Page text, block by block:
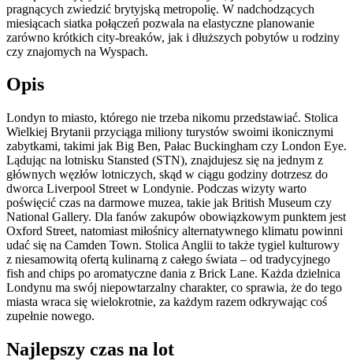
pragnących zwiedzić brytyjską metropolię. W nadchodzących
miesiącach siatka połączeń pozwala na elastyczne planowanie
zarówno krótkich city-breaków, jak i dłuższych pobytów u rodziny
czy znajomych na Wyspach.
Opis
Londyn to miasto, którego nie trzeba nikomu przedstawiać. Stolica
Wielkiej Brytanii przyciąga miliony turystów swoimi ikonicznymi
zabytkami, takimi jak Big Ben, Pałac Buckingham czy London Eye.
Lądując na lotnisku Stansted (STN), znajdujesz się na jednym z
głównych węzłów lotniczych, skąd w ciągu godziny dotrzesz do
dworca Liverpool Street w Londynie. Podczas wizyty warto
poświęcić czas na darmowe muzea, takie jak British Museum czy
National Gallery. Dla fanów zakupów obowiązkowym punktem jest
Oxford Street, natomiast miłośnicy alternatywnego klimatu powinni
udać się na Camden Town. Stolica Anglii to także tygiel kulturowy
z niesamowitą ofertą kulinarną z całego świata – od tradycyjnego
fish and chips po aromatyczne dania z Brick Lane. Każda dzielnica
Londynu ma swój niepowtarzalny charakter, co sprawia, że do tego
miasta wraca się wielokrotnie, za każdym razem odkrywając coś
zupełnie nowego.
Najlepszy czas na lot